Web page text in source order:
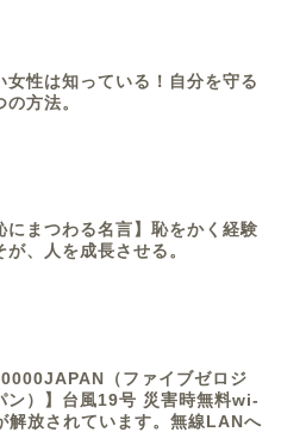
女性は知っている！自分を守る
の方法。
にまつわる名言】恥をかく経験
が、人を成長させる。
（ファイブゼロジ
ン）】台風19号 災害時無料wi-
解放されています。無線LANへ